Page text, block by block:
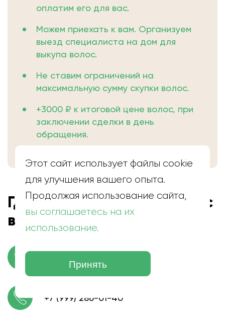
оплатим его для вас.
Можем приехать к вам. Организуем
выезд специалиста на дом для
выкупа волос.
Не ставим ограничений на
максимальную сумму скупки волос.
+3000 ₽ к итоговой цене волос, при
заключении сделки в день
обращения.
Где находится скупка волос
в Котельниче
г. Котельнич, ул. Тургенева
+7 (999) 286-01-40
Этот сайт использует файлы cookie
для улучшения вашего опыта.
Продолжая использование сайта,
вы соглашаетесь на их
использование.
Принять